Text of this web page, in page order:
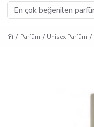
Parfüm Unisex Parfüm